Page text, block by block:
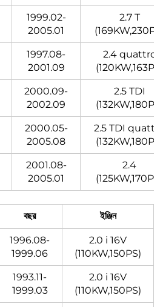
1999.02-
2005.01
2.7 T
1997.08-
2001.09
2.4 quattro
(120KW,163PS)
2000.09-
2002.09
2.5 TDI
(132KW,180PS)
2000.05-
2005.08
2.5 TDI
(132KW,180PS)
2001.08-
2005.01
2.4
(125KW,170PS)
বছর ইঞ্জিন
1996.08-
1999.06
2.0 i 16V
(110KW,150PS)
1993.11-
1999.03
2.0 i 16V
(110KW,150PS)